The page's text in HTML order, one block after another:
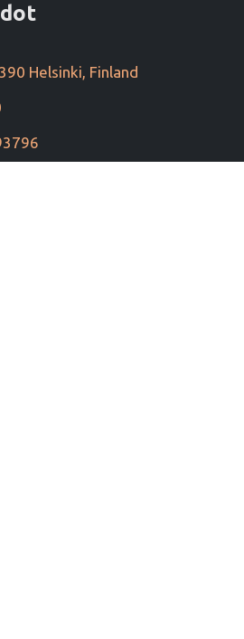
Helsinki, Finland